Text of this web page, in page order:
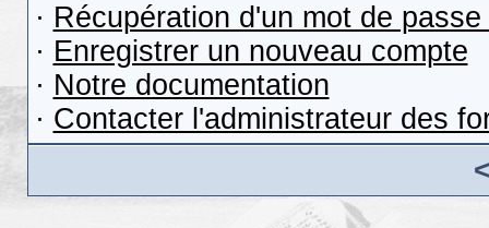
· Récupération d'un mot de passe
· Enregistrer un nouveau compte
· Notre documentation
· Contacter l'administrateur des